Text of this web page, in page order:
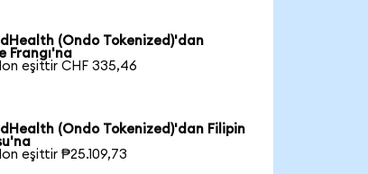
(Ondo Tokenized)'dan
Frangı'na
eşittir CHF 335,46
(Ondo Tokenized)'dan Filipin
eşittir ₱25.109,73